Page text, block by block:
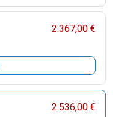
2.367,00 €
2.536,00 €